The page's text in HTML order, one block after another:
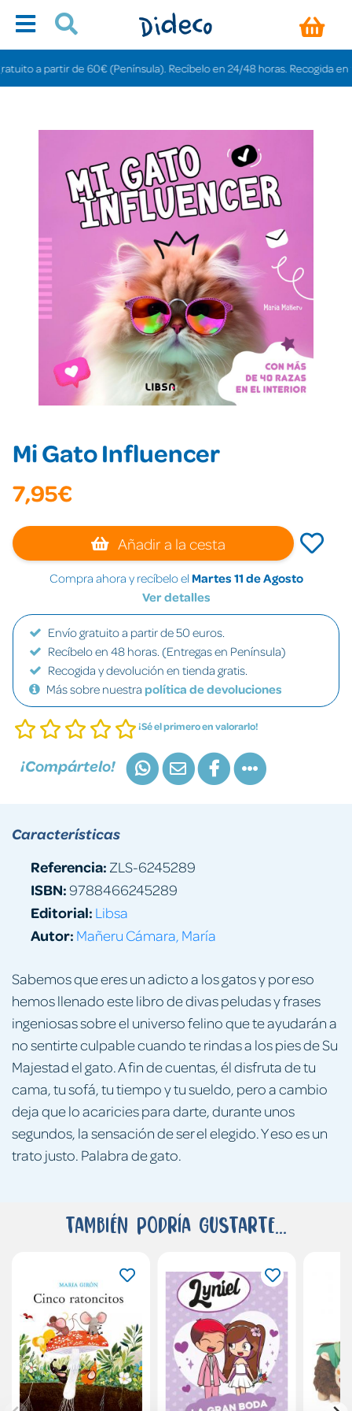
a partir de 60€ (Península). Recíbelo en 24/48 horas. Recogida en
Mi Gato Influencer
7,95€
Añadir a la cesta
Compra ahora y recíbelo el Martes 11 de Agosto
Ver detalles
Envío gratuito a partir de 50 euros.
Recíbelo en 48 horas. (Entregas en Península)
Recogida y devolución en tienda gratis.
Más sobre nuestra política de devoluciones
¡Sé el primero en valorarlo!
¡Compártelo!
Sabemos que eres un adicto a los gatos y por eso
hemos llenado este libro de divas peludas y frases
ingeniosas sobre el universo felino que te ayudarán a
no sentirte culpable cuando te rindas a los pies de Su
Majestad el gato. A fin de cuentas, él disfruta de tu
cama, tu sofá, tu tiempo y tu sueldo, pero a cambio
deja que lo acaricies para darte, durante unos
segundos, la sensación de ser el elegido. Y eso es un
trato justo. Palabra de gato.
Características
Referencia: ZLS-6245289
ISBN:9788466245289
Editorial: Libsa
Autor: Mañeru Cámara, María
También podría gustarte...